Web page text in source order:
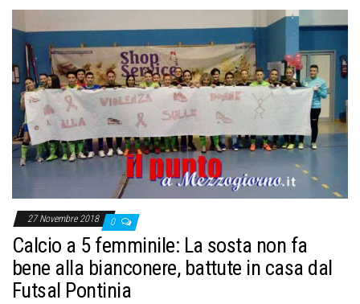
27 Novembre 2018 0
Calcio a 5 femminile: La sosta non fa
bene alla bianconere, battute in casa dal
Futsal Pontinia